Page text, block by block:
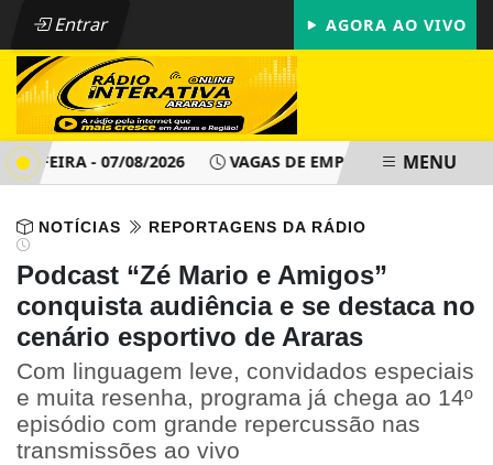
Entrar AGORA AO VIVO
FEIRA - 07/08/2026 VAGAS DE EMPREGO - PAT ARARAS
MENU
NOTÍCIAS REPORTAGENS DA RÁDIO
Podcast “Zé Mario e Amigos”
conquista audiência e se destaca no
cenário esportivo de Araras
Com linguagem leve, convidados especiais
e muita resenha, programa já chega ao 14º
episódio com grande repercussão nas
transmissões ao vivo